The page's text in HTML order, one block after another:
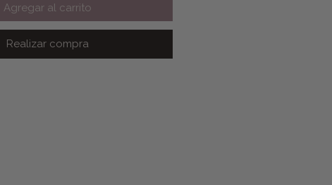
Agregar al carrito
Realizar compra